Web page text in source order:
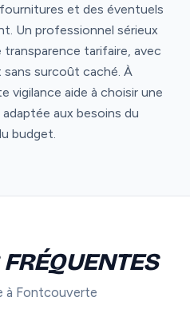
et des éventuels
Un professionnel sérieux
tarifaire, avec
surcoût caché. À
vigilance aide à choisir une
aux besoins du
budget.
à Fontcouverte